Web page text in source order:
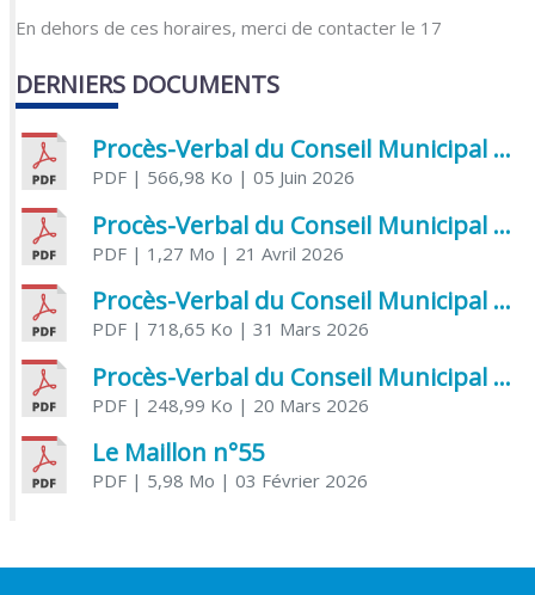
En dehors de ces horaires, merci de contacter le 17
DERNIERS DOCUMENTS
Procès-Verbal du Conseil Municipal du 5 juin 2026
PDF| 566,98 Ko | 05 Juin 2026
Procès-Verbal du Conseil Municipal du 21 avril 2026
PDF| 1,27 Mo | 21 Avril 2026
Procès-Verbal du Conseil Municipal du 31 mars 2026
PDF| 718,65 Ko | 31 Mars 2026
Procès-Verbal du Conseil Municipal du 20 mars 2026
PDF| 248,99 Ko | 20 Mars 2026
Le Maillon n°55
PDF| 5,98 Mo | 03 Février 2026